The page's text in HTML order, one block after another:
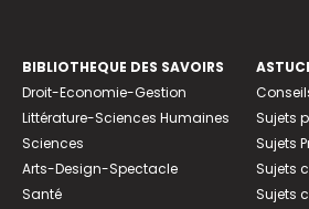
Des professions ouvertes à
avec une majorité de
l'industrie pharmaceutique,
salariés sont des femmes.
seulement entre janvier et
L’accès en 2eannée
L’accès aux études de
sélectif. La sélection se
BIBLIOTHEQUE DES SAVOIRS
Droit-Economie-Gestion
Littérature-Sciences Humaines
Sciences
Arts-Design-Spectacle
Santé
Sujets
Sujets
Sujets
Sujets